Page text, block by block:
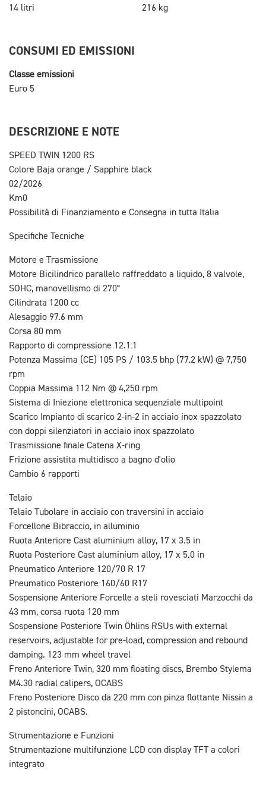
14 litri
216 kg
CONSUMI ED EMISSIONI
Classe emissioni
Euro 5
DESCRIZIONE E NOTE
SPEED TWIN 1200 RS
Colore Baja orange / Sapphire black
02/2026
Km0
Possibilità di Finanziamento e Consegna in tutta Italia
Specifiche Tecniche
Motore e Trasmissione
Motore Bicilindrico parallelo raffreddato a liquido, 8 valvole,
SOHC, manovellismo di 270°
Cilindrata 1200 cc
Alesaggio 97.6 mm
Corsa 80 mm
Rapporto di compressione 12.1:1
Potenza Massima (CE) 105 PS / 103.5 bhp (77.2 kW) @ 7,750
rpm
Coppia Massima 112 Nm @ 4,250 rpm
Sistema di Iniezione elettronica sequenziale multipoint
Scarico Impianto di scarico 2-in-2 in acciaio inox spazzolato
con doppi silenziatori in acciaio inox spazzolato
Trasmissione finale Catena X-ring
Frizione assistita multidisco a bagno d'olio
Cambio 6 rapporti
Telaio
Telaio Tubolare in acciaio con traversini in acciaio
Forcellone Bibraccio, in alluminio
Ruota Anteriore Cast aluminium alloy, 17 x 3.5 in
Ruota Posteriore Cast aluminium alloy, 17 x 5.0 in
Pneumatico Anteriore 120/70 R 17
Pneumatico Posteriore 160/60 R17
Sospensione Anteriore Forcelle a steli rovesciati Marzocchi da
43 mm, corsa ruota 120 mm
Sospensione Posteriore Twin Öhlins RSUs with external
reservoirs, adjustable for pre-load, compression and rebound
damping. 123 mm wheel travel
Freno Anteriore Twin, 320 mm floating discs, Brembo Stylema
M4.30 radial calipers, OCABS
Freno Posteriore Disco da 220 mm con pinza flottante Nissin a
2 pistoncini, OCABS.
Strumentazione e Funzioni
Strumentazione multifunzione LCD con display TFT a colori
integrato